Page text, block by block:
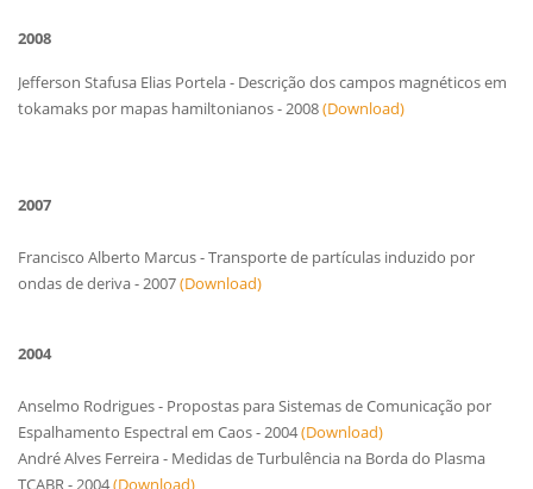
2008
Jefferson Stafusa Elias Portela - Descrição dos campos magnéticos em
tokamaks por mapas hamiltonianos - 2008(Download)
2007
Francisco Alberto Marcus- Transporte de partículas induzido por
ondas de deriva - 2007(Download)
2004
Anselmo Rodrigues - Propostas para Sistemas de Comunicação por
Espalhamento Espectral em Caos - 2004(Download)
André Alves Ferreira - Medidas de Turbulência na Borda do Plasma
TCABR - 2004(Download)